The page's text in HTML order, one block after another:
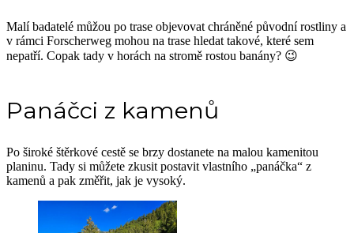
Malí badatelé můžou po trase objevovat chráněné původní rostliny a
v rámci Forscherweg mohou na trase hledat takové, které sem
nepatří. Copak tady v horách na stromě rostou banány? 😉
Panáčci z kamenů
Po široké štěrkové cestě se brzy dostanete na malou kamenitou
planinu. Tady si můžete zkusit postavit vlastního „panáčka“ z
kamenů a pak změřit, jak je vysoký.